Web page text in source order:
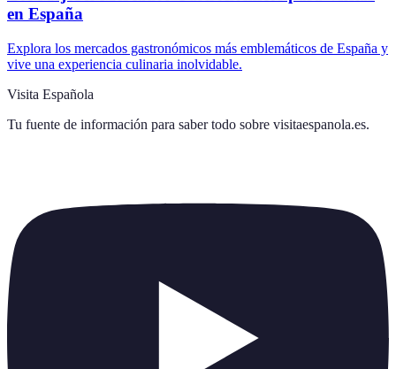
en España
Explora los mercados gastronómicos más emblemáticos de España y
vive una experiencia culinaria inolvidable.
Visita Española
Tu fuente de información para saber todo sobre visitaespanola.es.